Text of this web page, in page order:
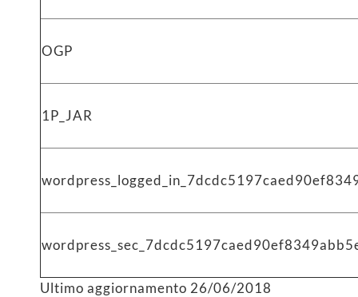
OGP
1P_JAR
Ultimo aggiornamento 26/06/2018